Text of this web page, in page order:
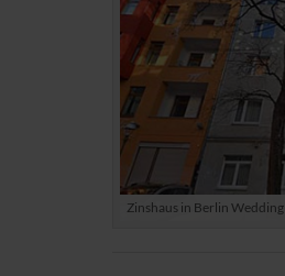
Zinshaus in Berlin Wedding